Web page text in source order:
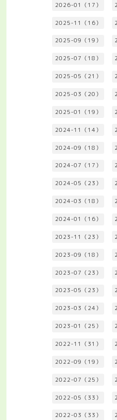
2026-01（17）
2025-11（16）
2025-09（19）
2025-07（18）
2025-05（21）
2025-03（20）
2025-01（19）
2024-11（14）
2024-09（18）
2024-07（17）
2024-05（23）
2024-03（18）
2024-01（16）
2023-11（23）
2023-09（18）
2023-07（23）
2023-05（23）
2023-03（24）
2023-01（25）
2022-11（31）
2022-09（19）
2022-07（25）
2022-05（33）
2022-03（33）